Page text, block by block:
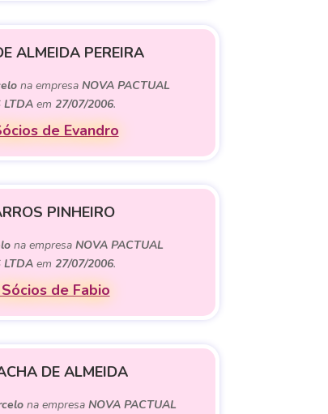
ALMEIDA PEREIRA
na empresaNOVA PACTUAL
LTDA em27/07/2006.
de Evandro
PINHEIRO
na empresaNOVA PACTUAL
LTDA em27/07/2006.
de Fabio
DE ALMEIDA
na empresa NOVA PACTUAL